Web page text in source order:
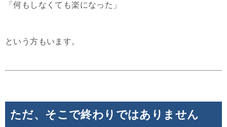
「何もしなくても楽になった」
という方もいます。
ただ、そこで終わりではありません